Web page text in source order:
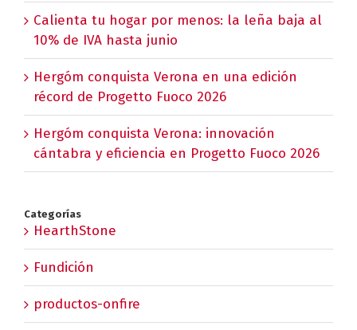
Calienta tu hogar por menos: la leña baja al
10% de IVA hasta junio
Hergóm conquista Verona en una edición
récord de Progetto Fuoco 2026
Hergóm conquista Verona: innovación
cántabra y eficiencia en Progetto Fuoco 2026
Categorías
HearthStone
Fundición
productos-onfire